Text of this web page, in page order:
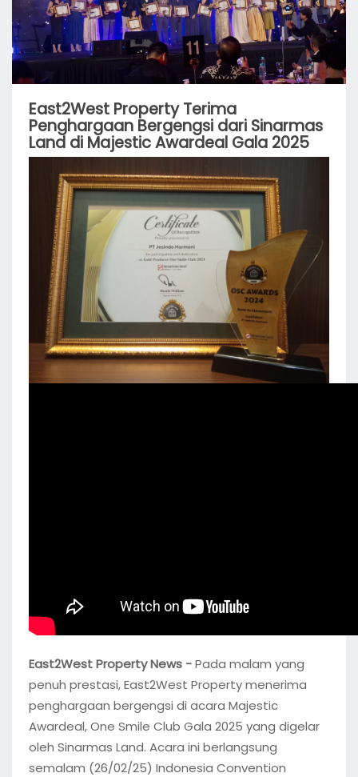
East2West Property Terima
Penghargaan Bergengsi dari Sinarmas
Land di Majestic Awardeal Gala 2025
East2West Property News -Pada malam yang
penuh prestasi, East2West Property menerima
penghargaan bergengsi di acara Majestic
Awardeal, One Smile Club Gala 2025 yang digelar
oleh Sinarmas Land. Acara ini berlangsung
semalam (26/02/25) Indonesia Convention